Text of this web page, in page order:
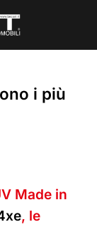
i più
Made in
, le